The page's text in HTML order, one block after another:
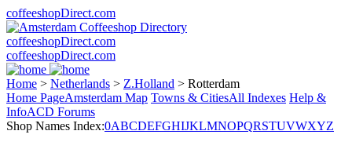
coffeeshopDirect.com
coffeeshopDirect.com
coffeeshopDirect.com
Home > Netherlands > Z.Holland > Rotterdam
Home PageAmsterdam Map Towns & CitiesAll Indexes Help &
InfoACD Forums
Shop Names Index:0ABCDEFGHIJKLMNOPQRSTUVWXYZ